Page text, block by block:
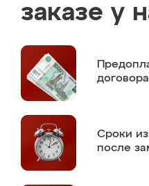
заказе у
договора
Сроки
после